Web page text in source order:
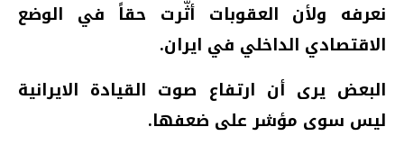
نعرفه ولأن العقوبات أثّرت حقاً في الوضع
الاقتصادي الداخلي في ايران.
البعض يرى أن ارتفاع صوت القيادة الايرانية
ليس سوى مؤشر على ضعفها.